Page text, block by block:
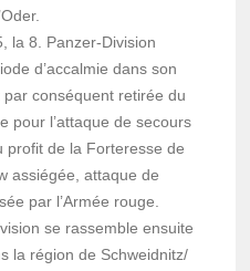
la 8. Panzer-Division
d’accalmie dans son
par conséquent retirée du
pour l’attaque de secours
profit de la Forteresse de
assiégée, attaque de
par l’Armée rouge.
se rassemble ensuite
la région de Schweidnitz/